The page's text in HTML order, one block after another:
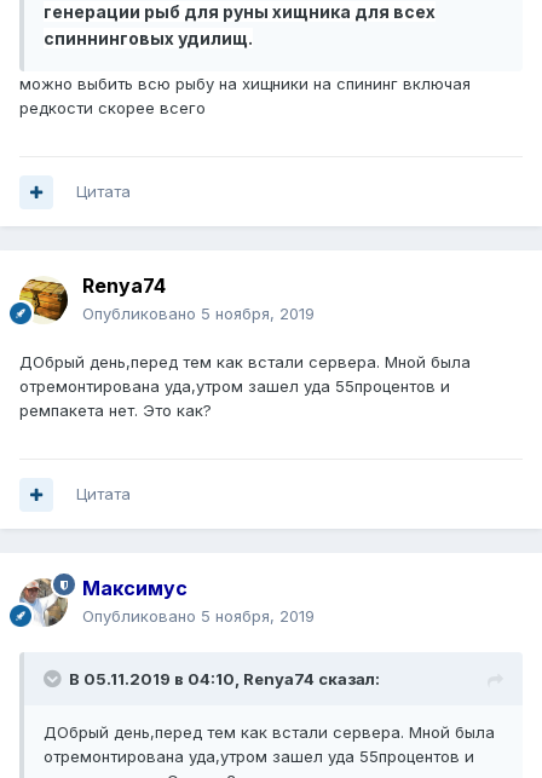
генерации рыб для руны хищника для всех
спиннинговых удилищ.
можно выбить всю рыбу на хищники на спининг включая
редкости скорее всего
Цитата
Renya74
Опубликовано 5 ноября, 2019
ДОбрый день,перед тем как встали сервера. Мной была
отремонтирована уда,утром зашел уда 55процентов и
ремпакета нет. Это как?
Цитата
Максимус
Опубликовано 5 ноября, 2019
В 05.11.2019 в 04:10, Renya74 сказал:
ДОбрый день,перед тем как встали сервера. Мной была
отремонтирована уда,утром зашел уда 55процентов и